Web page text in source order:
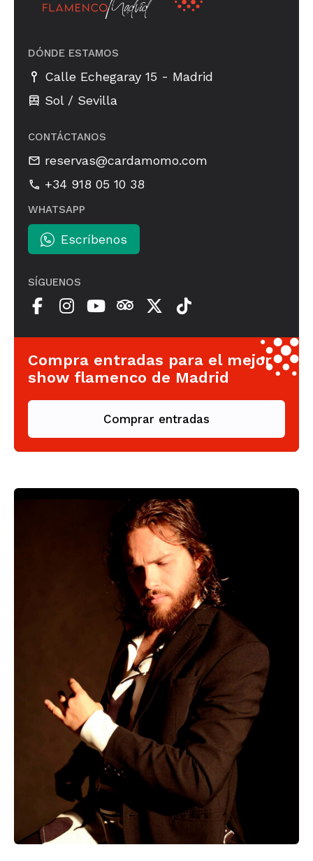
DÓNDE ESTAMOS
Calle Echegaray 15 - Madrid
Sol / Sevilla
CONTÁCTANOS
reservas@cardamomo.com
+34 918 05 10 38
WHATSAPP
Escríbenos
SÍGUENOS
Compra entradas para el mejor
show flamenco de Madrid
Comprar entradas